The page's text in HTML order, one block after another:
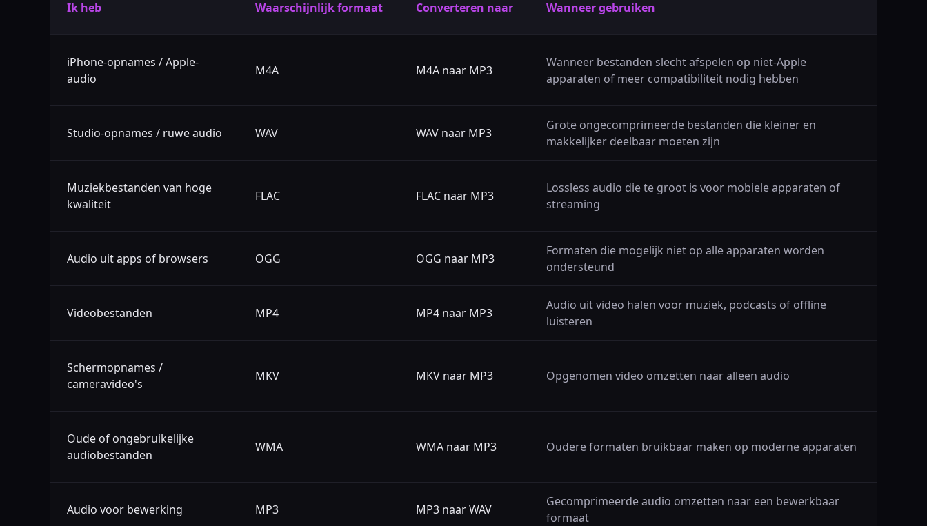
Ik heb Waarschijnlijk formaat Converteren naar Wanneer gebruiken
iPhone-opnames / Apple-
audio
M4A M4A naar MP3
Wanneer bestanden slecht afspelen op niet-Apple
apparaten of meer compatibiliteit nodig hebben
Studio-opnames / ruwe audio WAV WAV naar MP3
Grote ongecomprimeerde bestanden die kleiner en
makkelijker deelbaar moeten zijn
Muziekbestanden van hoge
kwaliteit
FLAC FLAC naar MP3
Lossless audio die te groot is voor mobiele apparaten of
streaming
Audio uit apps of browsers OGG OGG naar MP3
Formaten die mogelijk niet op alle apparaten worden
ondersteund
Videobestanden MP4 MP4 naar MP3
Audio uit video halen voor muziek, podcasts of offline
luisteren
Schermopnames /
cameravideo's
MKV MKV naar MP3 Opgenomen video omzetten naar alleen audio
Oude of ongebruikelijke
audiobestanden
WMA WMA naar MP3 Oudere formaten bruikbaar maken op moderne apparaten
Audio voor bewerking MP3 MP3 naar WAV
Gecomprimeerde audio omzetten naar een bewerkbaar
formaat